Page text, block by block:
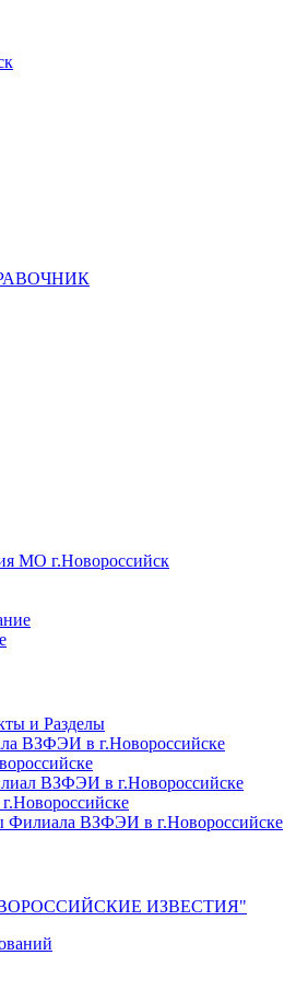
МО г.Новороссийск
и Разделы
ВЗФЭИ в г.Новороссийске
ВЗФЭИ в г.Новороссийске
Филиала ВЗФЭИ в г.Новороссийске
"НОВОРОССИЙСКИЕ ИЗВЕСТИЯ"